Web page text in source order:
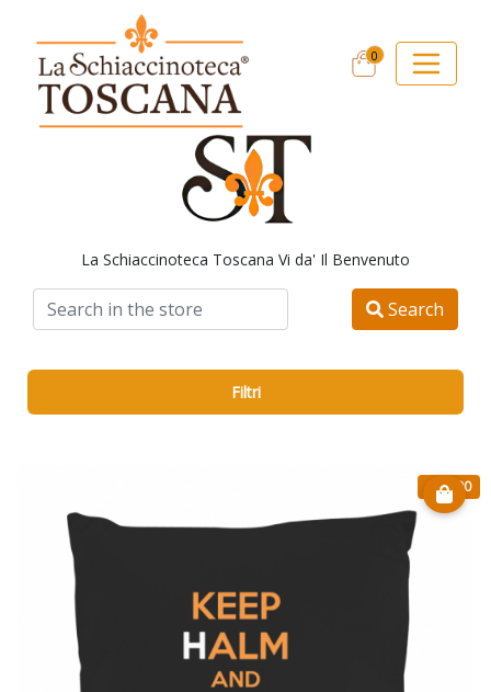
0
La Schiaccinoteca Toscana Vi da' Il Benvenuto
Search
€ 15.90
Filtri